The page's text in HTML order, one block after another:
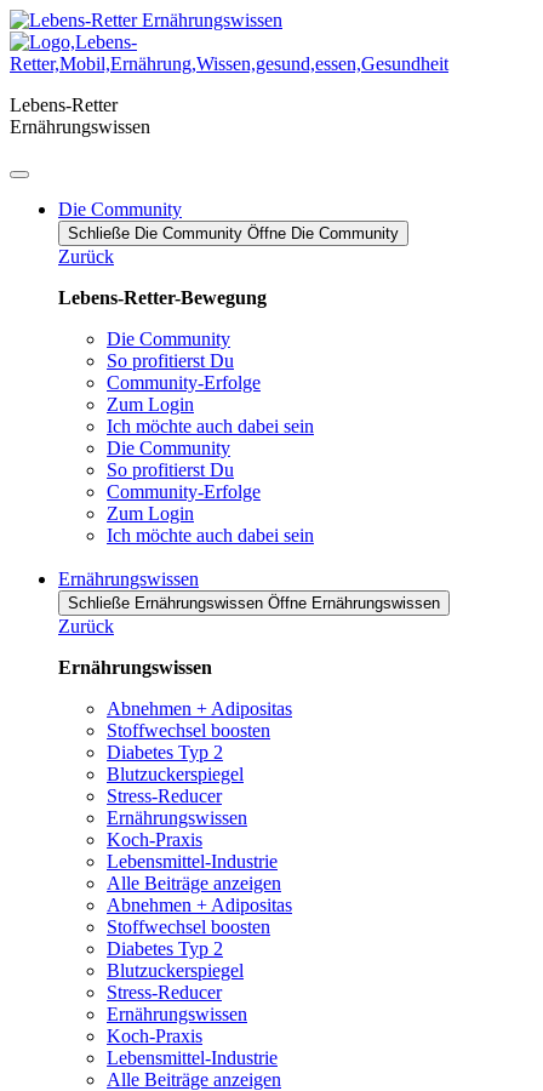
Zum
Inhalt
springen
Lebens-Retter
Ernährungswissen
Die Community
Schließe Die Community Öffne Die Community
Zurück
Lebens-Retter-Bewegung
Die Community
So profitierst Du
Community-Erfolge
Zum Login
Ich möchte auch dabei sein
Die Community
So profitierst Du
Community-Erfolge
Zum Login
Ich möchte auch dabei sein
Ernährungswissen
Schließe Ernährungswissen Öffne Ernährungswissen
Zurück
Ernährungswissen
Abnehmen + Adipositas
Stoffwechsel boosten
Diabetes Typ 2
Blutzuckerspiegel
Stress-Reducer
Ernährungswissen
Koch-Praxis
Lebensmittel-Industrie
Alle Beiträge anzeigen
Abnehmen + Adipositas
Stoffwechsel boosten
Diabetes Typ 2
Blutzuckerspiegel
Stress-Reducer
Ernährungswissen
Koch-Praxis
Lebensmittel-Industrie
Alle Beiträge anzeigen